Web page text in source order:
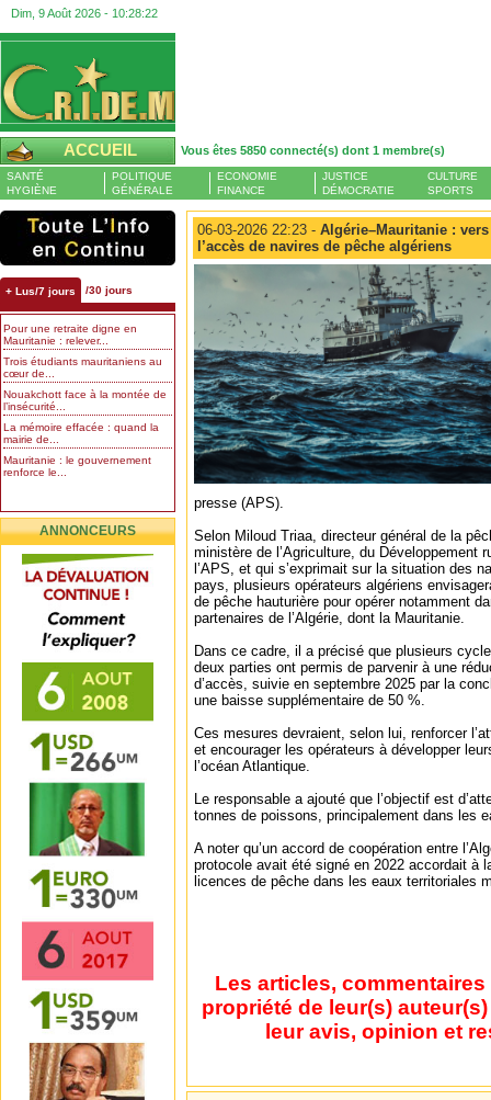
Dim, 9 Août 2026 - 10:28:22
ACCUEIL Vous êtes 5850 connecté(s) dont 1 membre(s)
SANTÉ
HYGIÈNE
POLITIQUE
GÉNÉRALE
ECONOMIE
FINANCE
JUSTICE
DÉMOCRATIE
CULTURE
SPORTS
+ Lus/7 jours /30 jours
Pour une retraite digne en
Mauritanie : relever...
Trois étudiants mauritaniens au
cœur de...
Nouakchott face à la montée de
l’insécurité...
La mémoire effacée : quand la
mairie de...
Mauritanie : le gouvernement
renforce le...
ANNONCEURS
06-03-2026 22:23 - Algérie–Mauritanie :
l’accès de navires de pêche algériens
presse (APS).
Selon Miloud Triaa, directeur général de la
ministère de l’Agriculture, du Développement
l’APS, et qui s’exprimait sur la situation des
pays, plusieurs opérateurs algériens
de pêche hauturière pour opérer notamment
partenaires de l’Algérie, dont la Mauritanie.
Dans ce cadre, il a précisé que plusieurs
deux parties ont permis de parvenir à une
d’accès, suivie en septembre 2025 par la
une baisse supplémentaire de 50 %.
Ces mesures devraient, selon lui, renforcer
et encourager les opérateurs à développer
l’océan Atlantique.
Le responsable a ajouté que l’objectif est
tonnes de poissons, principalement dans les
A noter qu’un accord de coopération entre
protocole avait été signé en 2022 accordait à
licences de pêche dans les eaux territoriales
Les articles,
propriété de leur(s)
leur avis, opinion et